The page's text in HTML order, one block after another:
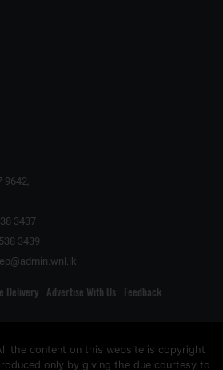
9642,
3437
3439
Delivery Advertise With Us Feedback
the content on this website is copyright
only by giving the due courtesy to